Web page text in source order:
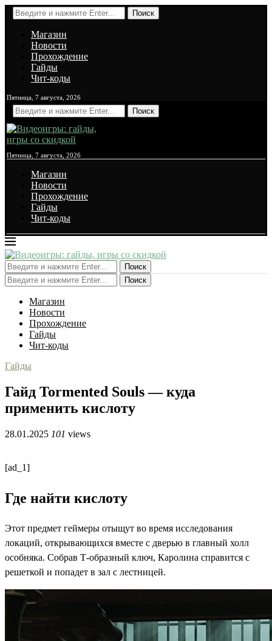
Поиск
Магазин
Новости
Прохождение
Гайды
Чит-коды
Пятница, 7 августа, 2026
Поиск
Пятница, 7 августа, 2026
Магазин
Новости
Прохождение
Гайды
Чит-коды
Поиск
Поиск
Магазин
Новости
Прохождение
Гайды
Чит-коды
Гайды
Гайд Tormented Souls — куда
применить кислоту
28.01.2025 101 views
[ad_1]
Где найти кислоту
Этот предмет геймеры отыщут во время исследования
локаций, открывающихся вместе с дверью в главный холл
особняка. Собрав Т-образный ключ, Каролина справится с
решеткой и попадет в зал с лестницей.